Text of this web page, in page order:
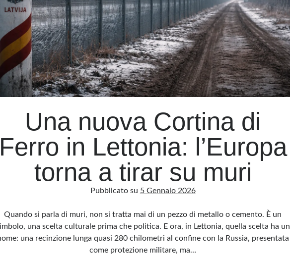
Una nuova Cortina di
Ferro in Lettonia: l’Europa
torna a tirar su muri
Pubblicato su 5 Gennaio 2026
Quando si parla di muri, non si tratta mai di un pezzo di metallo o cemento. È un
una scelta culturale prima che politica. E ora, in Lettonia, quella scelta ha un
una recinzione lunga quasi 280 chilometri al confine con la Russia, presentata
come protezione militare, ma…